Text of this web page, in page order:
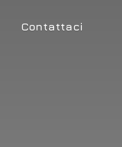
Contattaci